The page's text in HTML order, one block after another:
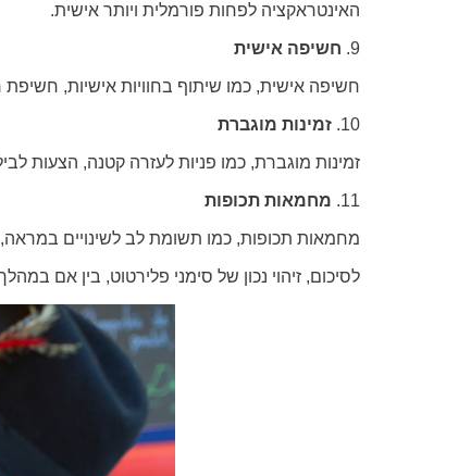
האינטראקציה לפחות פורמלית ויותר אישית.
9. חשיפה אישית
חשיפה אישית, כמו שיתוף בחוויות אישיות, חשיפת
10. זמינות מוגברת
זמינות מוגברת, כמו פניות לעזרה קטנה, הצעות
11. מחמאות תכופות
מחמאות תכופות, כמו תשומת לב לשינויים במראה,
לסיכום, זיהוי נכון של סימני פלירטוט, בין אם